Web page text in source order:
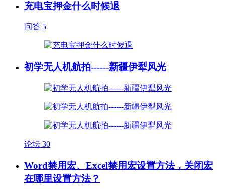
充电宝押金什么时候退
问答 5
初学无人机航拍------新疆伊犁风光
论坛 30
Word禁用宏、Excel禁用宏设置方法，关闭宏
在哪里设置方法？